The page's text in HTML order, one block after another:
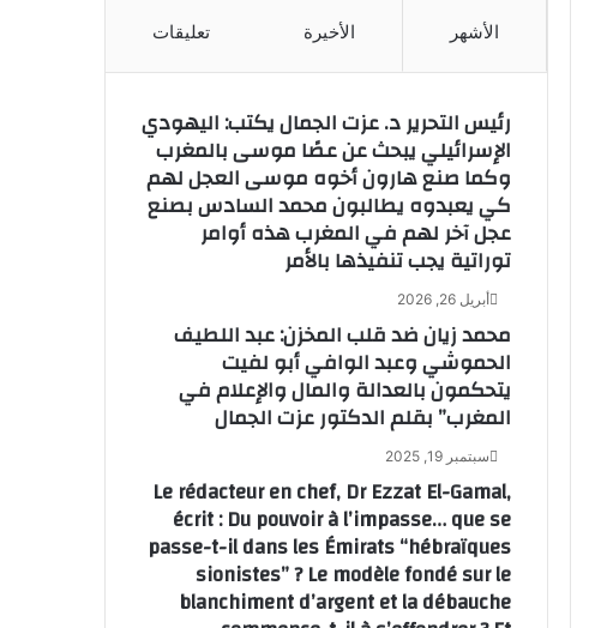
الأشهر الأخيرة تعليقات
رئيس التحرير د. عزت الجمال يكتب: اليهودي
الإسرائيلي يبحث عن عصًا موسى بالمغرب
وكما صنع هارون أخوه موسى العجل لهم
كي يعبدوه يطالبون محمد السادس بصنع
عجل آخر لهم في المغرب هذه أوامر
توراتية يجب تنفيذها بالأمر
أبريل 26, 2026
محمد زيان ضد قلب المخزن: عبد اللطيف
الحموشي وعبد الوافي أبو لفيت
يتحكمون بالعدالة والمال والإعلام في
المغرب” بقلم الدكتور عزت الجمال
سبتمبر 19, 2025
Le rédacteur en chef, Dr Ezzat El-Gamal,
écrit : Du pouvoir à l’impasse… que se
passe-t-il dans les Émirats “hébraïques
sionistes” ? Le modèle fondé sur le
blanchiment d’argent et la débauche